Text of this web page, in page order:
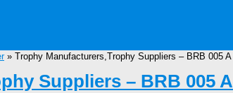
» Trophy Manufacturers,Trophy Suppliers – BRB 005 A
Suppliers – BRB 005 A